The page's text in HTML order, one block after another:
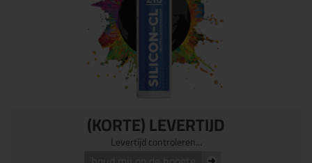
(KORTE) LEVERTIJD
Levertijd controleren...